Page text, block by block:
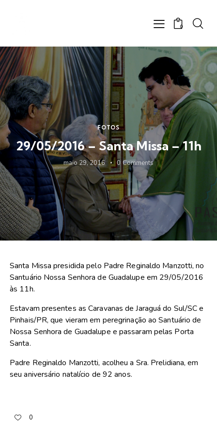
0
FOTOS
29/05/2016 – Santa Missa – 11h
maio 29, 2016 0 Comments
Santa Missa presidida pelo Padre Reginaldo Manzotti, no
Santuário Nossa Senhora de Guadalupe em 29/05/2016
às 11h.
Estavam presentes as Caravanas de Jaraguá do Sul/SC e
Pinhais/PR, que vieram em peregrinação ao Santuário de
Nossa Senhora de Guadalupe e passaram pelas Porta
Santa.
Padre Reginaldo Manzotti, acolheu a Sra. Prelidiana, em
seu aniversário natalício de 92 anos.
0